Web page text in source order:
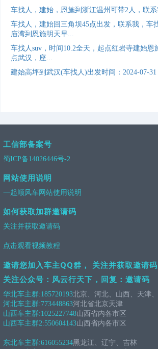
车找人，建始，恩施到浙江温州可带2人，联
车找人，建始回三角坝45点出发，联系我，车
庙湾到恩施明天早...
车找人suv，时间10.2全天，起点红岩寺建始恩
点武汉，座...
建始高坪到武汉(车找人)出发时间：2024-07-31
工信部备案号
蜀ICP备14026446号-2
网站使用说明
一起顺风车网站使用说明
如何获取加群邀请码
关注并获取邀请码
点击观看视频教程
邀请您加入车主QQ群， 关注并获取邀请码
关注公众号：风云行天下，回复：邀请码
华北车主群:185720193北京、河北、山西、天津
河北车主群:773448863河北省北京天津
山西车主群:1025227748山西省内各市区
山西车主群2:550604143山西省内各市区
东北车主群:616055234黑龙江、辽宁、吉林